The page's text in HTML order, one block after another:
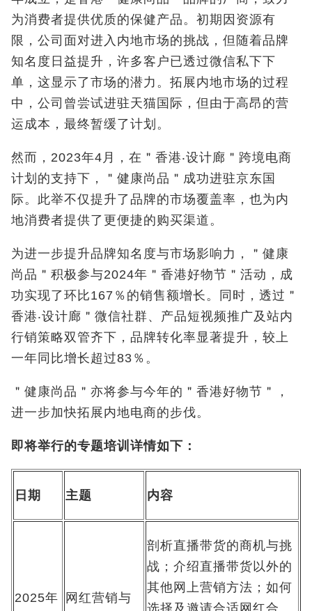
为消费者提供优质的保健产品。初期因资源有
限，公司面对进入内地市场的挑战，但随着品牌
知名度日益提升，许多客户已透过微信私下下
单，这显示了市场的潜力。拓展内地市场的过程
中，公司曾尝试进驻天猫国际，但由于高昂的营
运成本，最终暂缓了计划。
然而，2023年4月，在＂香港‧设计廊＂跨境电商
计划的支持下，＂健康尚品＂成功进驻京东国
际。此举不仅提升了品牌的市场覆盖率，也为内
地消费者提供了更便捷的购买渠道。
为进一步提升品牌知名度与市场影响力，＂健康
尚品＂积极参与2024年＂香港好物节＂活动，成
功实现了环比167％的销售额增长。同时，透过＂
香港‧设计廊＂微信社群、产品短视频推广及站内
行销策略双管齐下，品牌转化率显著提升，较上
一年同比增长超过83％。
＂健康尚品＂亦将参与今年的＂香港好物节＂，
进一步加快拓展内地电商的步伐。
即将举行的专题培训详情如下：
日期 主题 内容
2025年
网红营销与
剖析直播带货的商机与挑
战；介绍直播带货以外的
其他网上营销方法；如何